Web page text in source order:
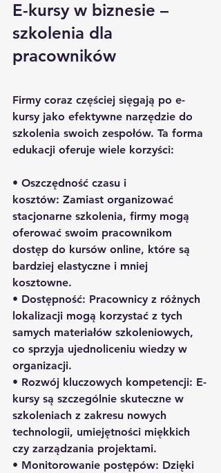
E-kursy w biznesie –
szkolenia dla
pracowników
Firmy coraz częściej sięgają po e-
kursy jako efektywne narzędzie do
szkolenia swoich zespołów. Ta forma
edukacji oferuje wiele korzyści:
• Oszczędność czasu i
kosztów: Zamiast organizować
stacjonarne szkolenia, firmy mogą
oferować swoim pracownikom
dostęp do kursów online, które są
bardziej elastyczne i mniej
kosztowne.
• Dostępność: Pracownicy z różnych
lokalizacji mogą korzystać z tych
samych materiałów szkoleniowych,
co sprzyja ujednoliceniu wiedzy w
organizacji.
• Rozwój kluczowych kompetencji: E-
kursy są szczególnie skuteczne w
szkoleniach z zakresu nowych
technologii, umiejętności miękkich
czy zarządzania projektami.
• Monitorowanie postępów: Dzięki